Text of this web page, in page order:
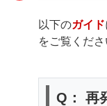
以下のガイド
をご覧くださ
Q： 再